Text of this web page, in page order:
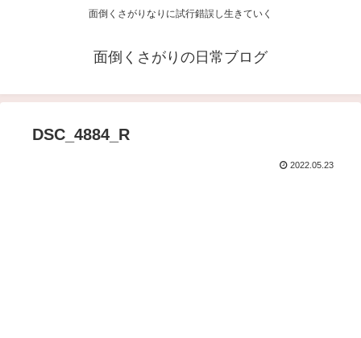
面倒くさがりなりに試行錯誤し生きていく
面倒くさがりの日常ブログ
DSC_4884_R
2022.05.23